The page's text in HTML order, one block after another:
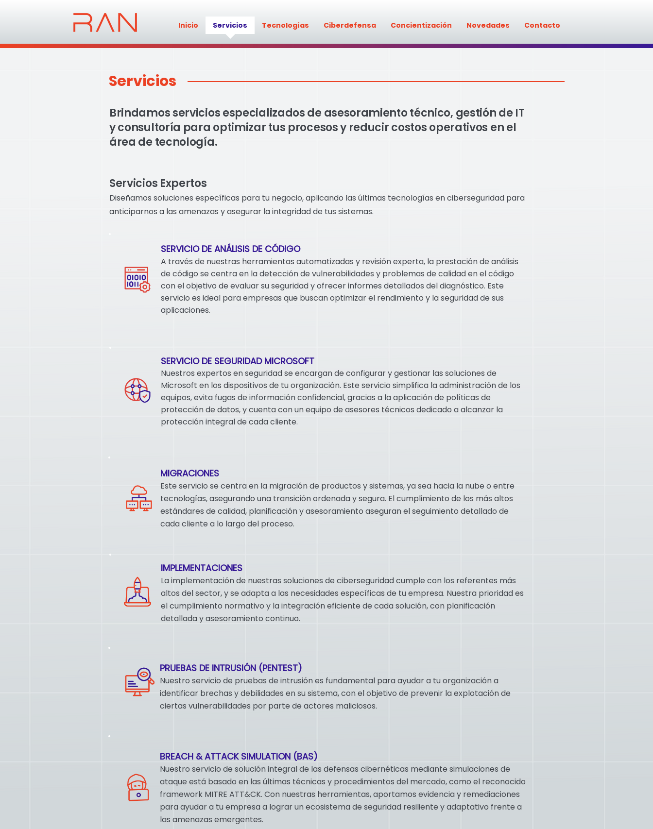
Inicio Servicios Tecnologías Ciberdefensa Concientización Novedades Contacto
Servicios
Brindamos servicios especializados de asesoramiento técnico, gestión de IT
y consultoría para optimizar tus procesos y reducir costos operativos en el
área de tecnología.
Servicios Expertos
Diseñamos soluciones específicas para tu negocio, aplicando las últimas tecnologías en ciberseguridad para
anticiparnos a las amenazas y asegurar la integridad de tus sistemas.
SERVICIO DE ANÁLISIS DE CÓDIGO
A través de nuestras herramientas automatizadas y revisión experta, la prestación de análisis
de código se centra en la detección de vulnerabilidades y problemas de calidad en el código
con el objetivo de evaluar su seguridad y ofrecer informes detallados del diagnóstico. Este
servicio es ideal para empresas que buscan optimizar el rendimiento y la seguridad de sus
aplicaciones.
SERVICIO DE SEGURIDAD MICROSOFT
Nuestros expertos en seguridad se encargan de configurar y gestionar las soluciones de
Microsoft en los dispositivos de tu organización. Este servicio simplifica la administración de los
equipos, evita fugas de información confidencial, gracias a la aplicación de políticas de
protección de datos, y cuenta con un equipo de asesores técnicos dedicado a alcanzar la
protección integral de cada cliente.
MIGRACIONES
Este servicio se centra en la migración de productos y sistemas, ya sea hacia la nube o entre
tecnologías, asegurando una transición ordenada y segura. El cumplimiento de los más altos
estándares de calidad, planificación y asesoramiento aseguran el seguimiento detallado de
cada cliente a lo largo del proceso.
IMPLEMENTACIONES
La implementación de nuestras soluciones de ciberseguridad cumple con los referentes más
altos del sector, y se adapta a las necesidades específicas de tu empresa. Nuestra prioridad es
el cumplimiento normativo y la integración eficiente de cada solución, con planificación
detallada y asesoramiento continuo.
PRUEBAS DE INTRUSIÓN (PENTEST)
Nuestro servicio de pruebas de intrusión es fundamental para ayudar a tu organización a
identificar brechas y debilidades en su sistema, con el objetivo de prevenir la explotación de
ciertas vulnerabilidades por parte de actores maliciosos.
BREACH & ATTACK SIMULATION (BAS)
Nuestro servicio de solución integral de las defensas cibernéticas mediante simulaciones de
ataque está basado en las últimas técnicas y procedimientos del mercado, como el reconocido
framework MITRE ATT&CK. Con nuestras herramientas, aportamos evidencia y remediaciones
para ayudar a tu empresa a lograr un ecosistema de seguridad resiliente y adaptativo frente a
las amenazas emergentes.